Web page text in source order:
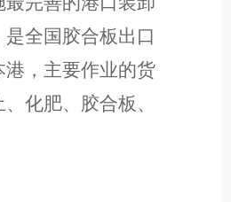
全国胶合板出口
，主要作业的货
化肥、胶合板、